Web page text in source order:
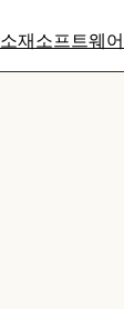
소재소프트웨어